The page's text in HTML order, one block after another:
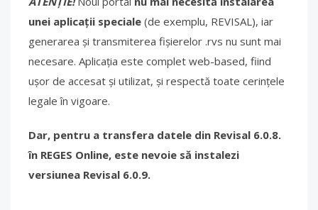
unei aplicații speciale (de exemplu, REVISAL), iar
generarea și transmiterea fișierelor .rvs nu sunt mai
necesare. Aplicația este complet web-based, fiind
ușor de accesat și utilizat, și respectă toate cerințele
legale în vigoare.
Dar, pentru a transfera datele din Revisal 6.0.8.
în REGES Online, este nevoie să instalezi
versiunea Revisal 6.0.9.